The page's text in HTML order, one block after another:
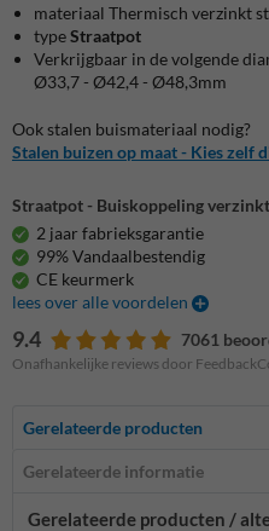
materiaal Thermisch verzinkt
typeStraatpot
Verkrijgbaar in de volgende
Ø33,7 - Ø42,4 - Ø48,3mm
Ook stalen buismateriaal nodig?
Stalen buizen op maat - Kies zelf
Straatpot - Buiskoppeling
2 jaar fabrieksgarantie
99% Vandaalbestendig
CE keurmerk
lees over alle voordelen
9.4 7061
Onafhankelijke reviews door
Gerelateerde producten
Gerelateerde informatie
Gerelateerde producten /